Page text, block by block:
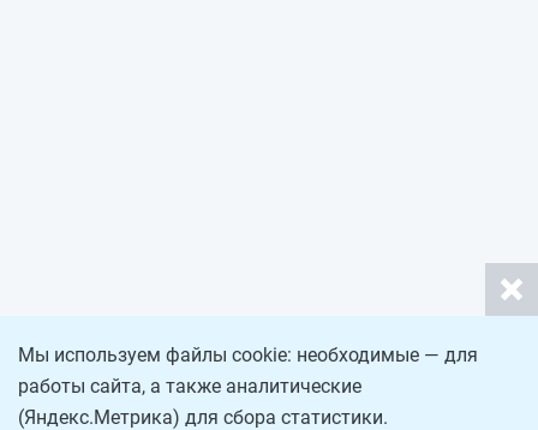
Мы используем файлы cookie: необходимые — для
работы сайта, а также аналитические
(Яндекс.Метрика) для сбора статистики.